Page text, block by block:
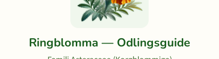
Ringblomma — Odlingsguide